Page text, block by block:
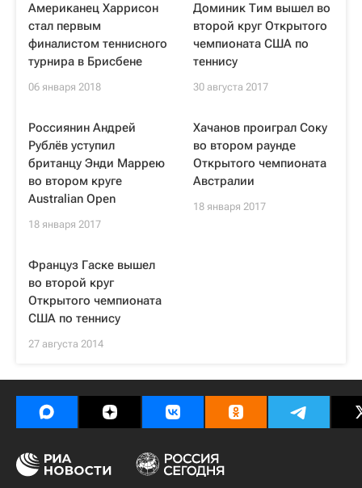
Американец Харрисон
стал первым
финалистом теннисного
турнира в Брисбене
06 января 2018
Доминик Тим вышел во
второй круг Открытого
чемпионата США по
теннису
30 августа 2017
Россиянин Андрей
Рублёв уступил
британцу Энди Маррею
во втором круге
Australian Open
18 января 2017
Хачанов проиграл Соку
во втором раунде
Открытого чемпионата
Австралии
18 января 2017
Француз Гаске вышел
во второй круг
Открытого чемпионата
США по теннису
27 августа 2014